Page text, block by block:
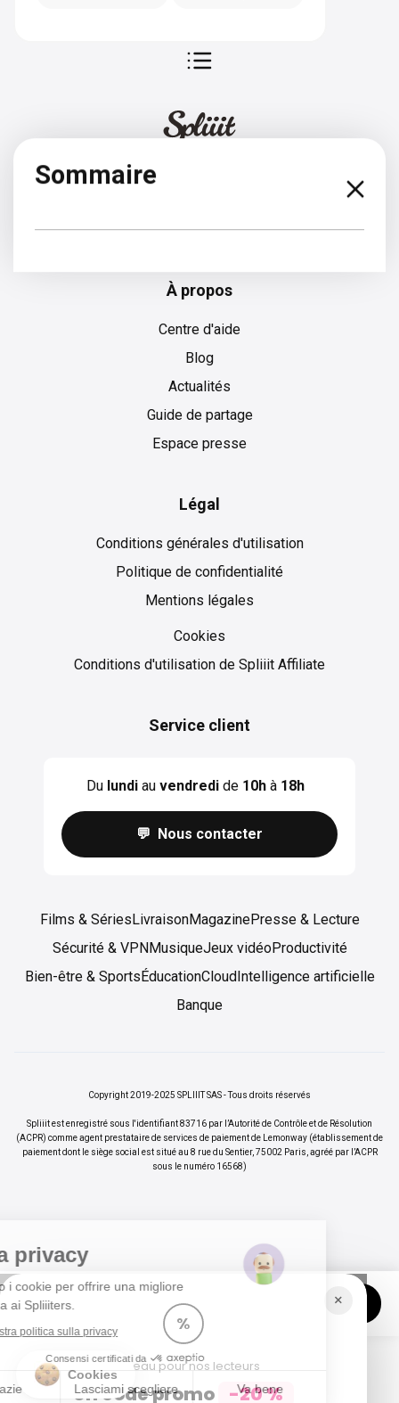
La tua privacy
Utilizziamo i cookie per offrire una migliore
esperienza ai Spliiiters.
Leggi la nostra politica sulla privacy
Consensi certificati da
No, grazie Lasciami scegliere
Cookies
Sommaire
À propos
Centre d'aide
Blog
Actualités
Guide de partage
Espace presse
Légal
Conditions générales d'utilisation
Politique de confidentialité
Mentions légales
Cookies
Conditions d'utilisation de Spliiit Affiliate
Service client
Du lundiau vendredide 10hà 18h
💬 Nous contacter
Films & SériesLivraisonMagazinePresse & Lecture
Sécurité & VPNMusiqueJeux vidéoProductivité
Bien-être & SportsÉducationCloudIntelligence artificielle
Banque
Copyright 2019-2025 SPLIIIT SAS - Tous droits réservés
Spliiit est enregistré sous l'identifiant 83716 par l’Autorité de Contrôle et de Résolution
(ACPR) comme agent prestataire de services de paiement de Lemonway (établissement de
paiement dont le siège social est situé au 8 rue du Sentier, 75002 Paris, agréé par l’ACPR
sous le numéro 16568)
×
%
Cadeau pour nos lecteurs
Un code promo -20 %
Vos abonnements jusqu'à -70% Rejoindre